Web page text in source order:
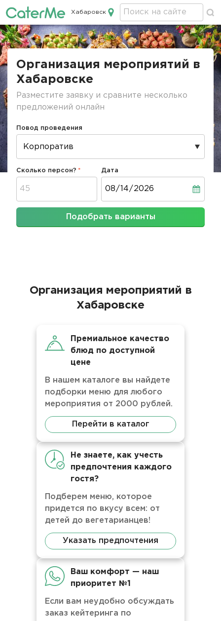
Кейтеринг в Хабаровске
Хабаровск
Строка
Организация мероприятий в
Хабаровске
Разместите заявку и сравните несколько
предложений онлайн
Повод проведения
Сколько персон? Дата
Подобрать варианты
Организация мероприятий в
Хабаровске
Премиальное качество
блюд по доступной
цене
В нашем каталоге вы найдете
подборки меню для любого
мероприятия от 2000 рублей.
Перейти в каталог
Не знаете, как учесть
предпочтения каждого
гостя?
Подберем меню, которое
придется по вкусу всем: от
детей до вегетарианцев!
Указать предпочтения
Ваш комфорт — наш
приоритет №1
Если вам неудобно обсуждать
заказ кейтеринга по